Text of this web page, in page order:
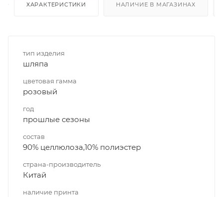
ХАРАКТЕРИСТИКИ НАЛИЧИЕ В МАГАЗИНАХ
тип изделия
шляпа
цветовая гамма
розовый
год
прошлые сезоны
состав
90% целлюлоза,10% полиэстер
страна-производитель
Китай
наличие принта